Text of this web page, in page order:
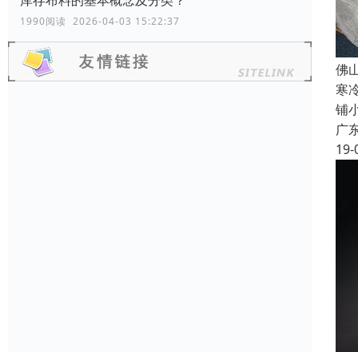
1990阅读 2026-04-03 15:22:37
佛
寒
铺
广
19-